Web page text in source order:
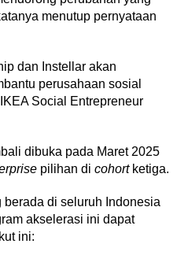
menutup pernyataan
dan Instellar akan
perusahaan sosial
Social Entrepreneur
dibuka pada Maret 2025
pilihan di cohortketiga.
di seluruh Indonesia
akselerasi ini dapat
ini: